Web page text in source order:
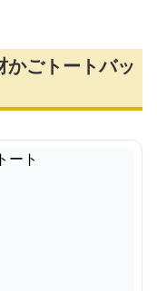
かごトートバッ